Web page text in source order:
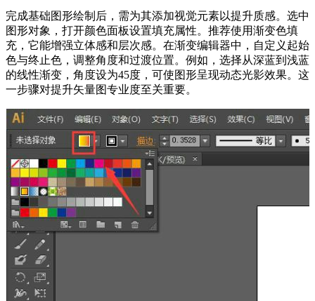
完成基础图形绘制后，需为其添加视觉元素以提升质感。选中
图形对象，打开颜色面板设置填充属性。推荐使用渐变色填
充，它能增强立体感和层次感。在渐变编辑器中，自定义起始
色与终止色，调整角度和过渡位置。例如，选择从深蓝到浅蓝
的线性渐变，角度设为45度，可使图形呈现动态光影效果。这
一步骤对提升矢量图专业度至关重要。